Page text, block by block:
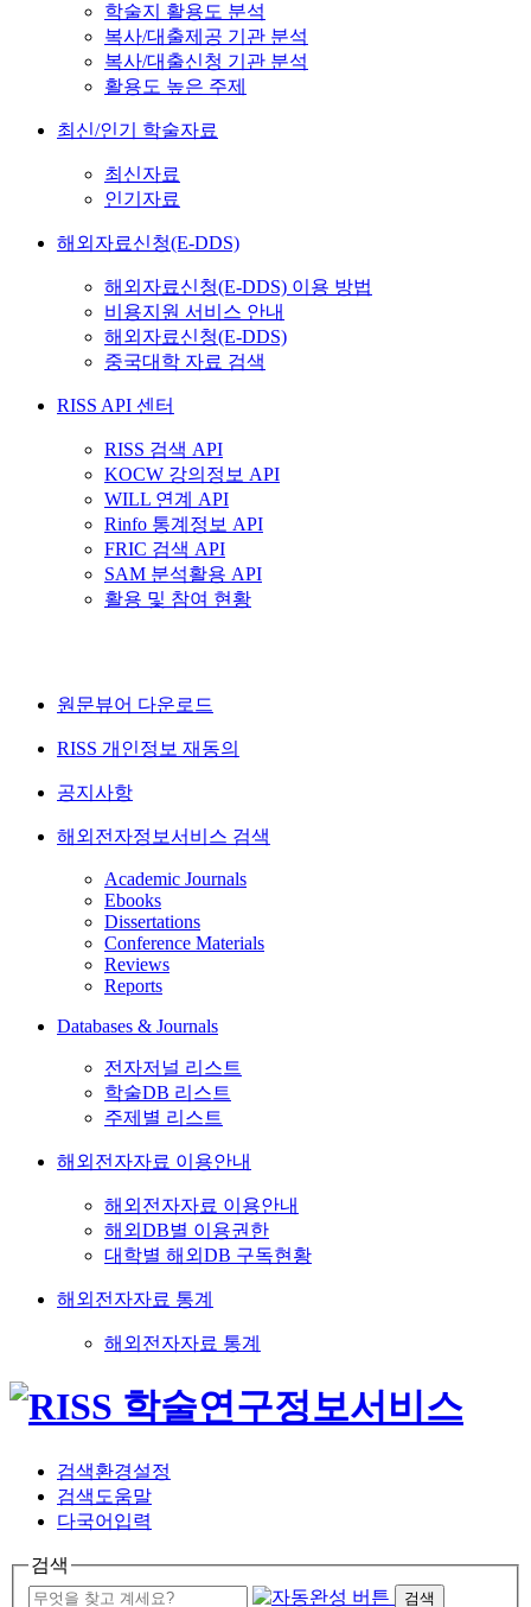
학술지 활용도 분석
복사/대출제공 기관 분석
복사/대출신청 기관 분석
활용도 높은 주제
최신/인기 학술자료
최신자료
인기자료
해외자료신청(E-DDS)
해외자료신청(E-DDS) 이용 방법
비용지원 서비스 안내
해외자료신청(E-DDS)
중국대학 자료 검색
RISS API 센터
RISS 검색 API
KOCW 강의정보 API
WILL 연계 API
Rinfo 통계정보 API
FRIC 검색 API
SAM 분석활용 API
활용 및 참여 현황
원문뷰어 다운로드
RISS 개인정보 재동의
공지사항
해외전자정보서비스 검색
Academic Journals
Ebooks
Dissertations
Conference Materials
Reviews
Reports
Databases & Journals
전자저널 리스트
학술DB 리스트
주제별 리스트
해외전자자료 이용안내
해외전자자료 이용안내
해외DB별 이용권한
대학별 해외DB 구독현황
해외전자자료 통계
해외전자자료 통계
검색환경설정
검색도움말
다국어입력
검색
검색